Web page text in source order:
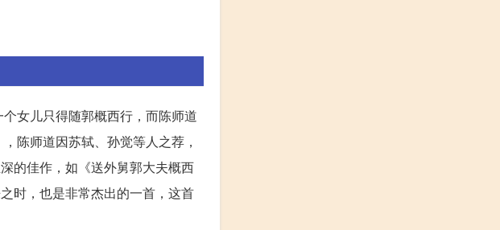
女儿只得随郭概西行，而陈师道
陈师道因苏轼、孙觉等人之荐，
的佳作，如《送外舅郭大夫概西
时，也是非常杰出的一首，这首